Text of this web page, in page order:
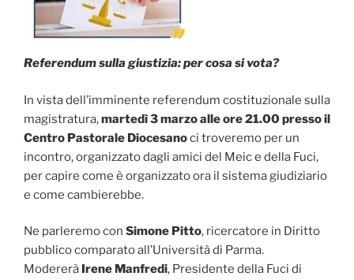
Referendum sulla giustizia: per cosa si vota?
In vista dell’imminente referendum costituzionale sulla
magistratura,martedì 3 marzo alle ore 21.00 presso il
Centro Pastorale Diocesanoci troveremo per un
incontro, organizzato dagli amici del Meic e della Fuci,
per capire come è organizzato ora il sistema giudiziario
e come cambierebbe.
Ne parleremo con Simone Pitto, ricercatore in Diritto
pubblico comparato all’Università di Parma.
Modererà Irene Manfredi, Presidente della Fuci di